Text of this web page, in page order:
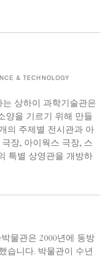
& TECHNOLOGY
상하이 과학기술관은
양을 기르기 위해 만들
의 주제별 전시관과 아
장, 아이웍스 극장, 스
특별 상영관을 개방하
물관은 2000년에 동방
습니다. 박물관이 수년